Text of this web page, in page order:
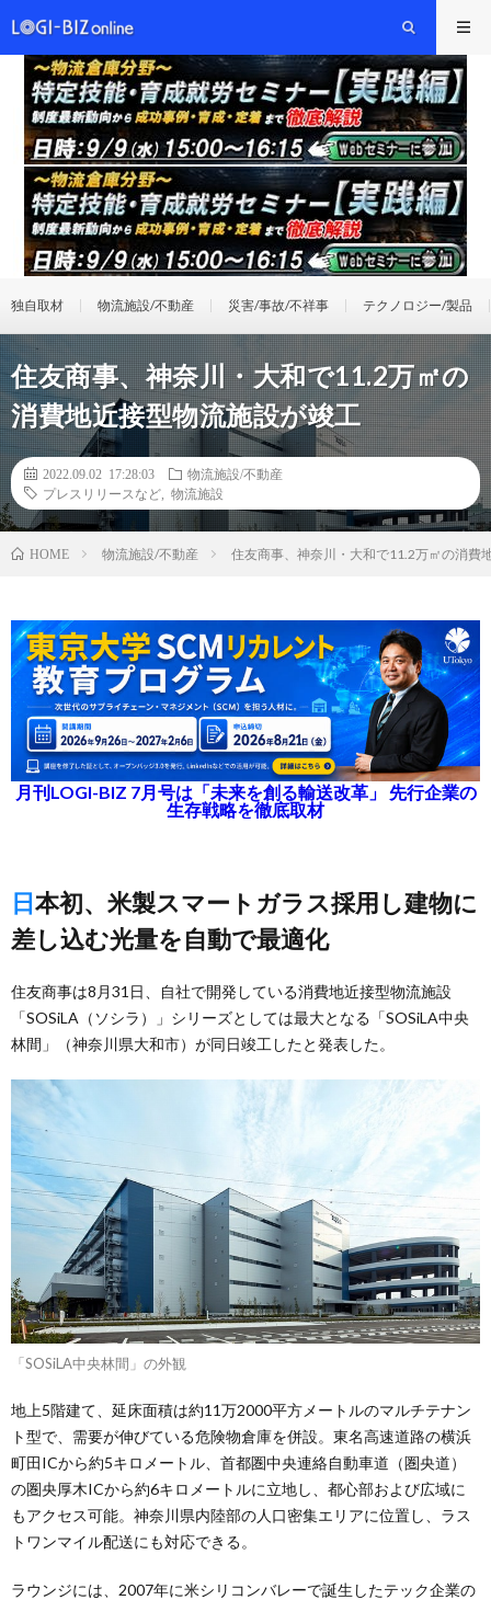
独自取材 物流施設/不動産 災害/事故/不祥事 テクノロジー/製品
住友商事、神奈川・大和で11.2万㎡の
消費地近接型物流施設が竣工
2022.09.02 17:28:03
物流施設/不動産
プレスリリースなど
物流施設
HOME 物流施設/不動産 住友商事、神奈川・大和で11.2万㎡の消費
月刊LOGI-BIZ 7月号は「未来を創る輸送改革」 先行企業の
生存戦略を徹底取材
日本初、米製スマートガラス採用し建物に
差し込む光量を自動で最適化
住友商事は8月31日、自社で開発している消費地近接型物流施設
「SOSiLA（ソシラ）」シリーズとしては最大となる「SOSiLA中央
林間」（神奈川県大和市）が同日竣工したと発表した。
「SOSiLA中央林間」の外観
地上5階建て、延床面積は約11万2000平方メートルのマルチテナン
ト型で、需要が伸びている危険物倉庫を併設。東名高速道路の横浜
町田ICから約5キロメートル、首都圏中央連絡自動車道（圏央道）
の圏央厚木ICから約6キロメートルに立地し、都心部および広域に
もアクセス可能。神奈川県内陸部の人口密集エリアに位置し、ラス
トワンマイル配送にも対応できる。
ラウンジには、2007年に米シリコンバレーで誕生したテック企業の